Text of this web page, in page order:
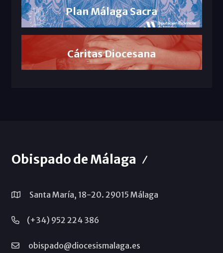
Plan Málaga Sacra
Cáritas Diocesana
Obispado de Málaga
Santa María, 18-20. 29015 Málaga
(+34) 952 224 386
obispado@diocesismalaga.es